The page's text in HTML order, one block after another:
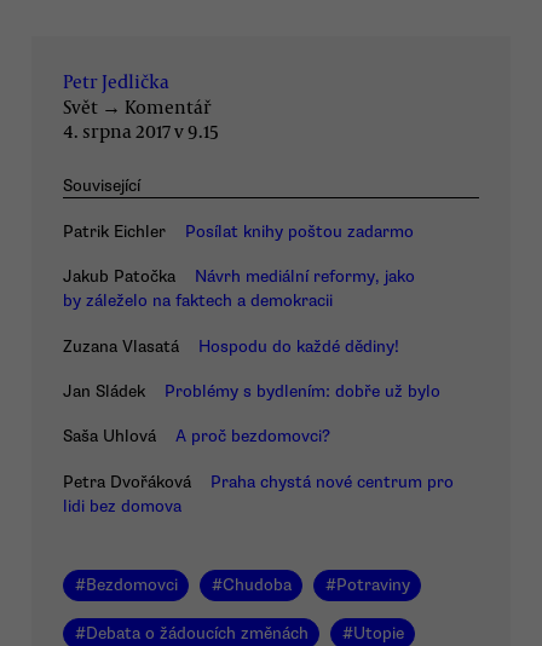
Petr Jedlička
Svět → Komentář
4. srpna 2017 v 9.15
Související
Patrik Eichler Posílat knihy poštou zadarmo
Jakub Patočka
Návrh mediální reformy, jako
by záleželo na faktech a demokracii
Zuzana Vlasatá Hospodu do každé dědiny!
Jan Sládek Problémy s bydlením: dobře už bylo
Saša Uhlová A proč bezdomovci?
Petra Dvořáková
Praha chystá nové centrum pro
lidi bez domova
#Bezdomovci #Chudoba #Potraviny
#Debata o žádoucích změnách #Utopie